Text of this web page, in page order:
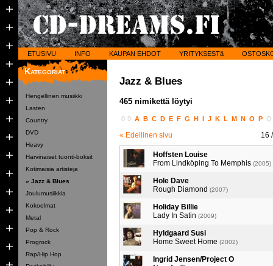
ETUSIVU INFO KAUPAN EHDOT YRITYKSESTä
Kategoriat
Hengellinen musiikki
Lasten
Country
DVD
Heavy
Harvinaiset tuonti-boksit
Kotimaisia artisteja
» Jazz & Blues
Joulumusiikkia
Kokoelmat
Metal
Pop & Rock
Progrock
Rap/Hip Hop
Jazz & Blues
465 nimikettä löytyi
0-9 A B C D E F G H I J K L M N O P Q
« Edellinen sivu 16
Hoffsten Louise
From Lindköping To Memphis (2005)
Hole Dave
Rough Diamond (2007)
Holiday Billie
Lady In Satin (2009)
Hyldgaard Susi
Home Sweet Home (2002)
Ingrid Jensen/Project O